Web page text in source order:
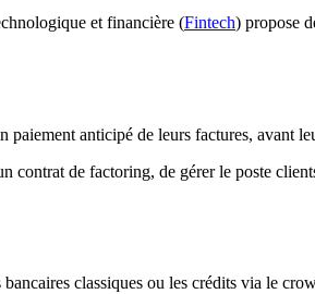
et financière (Fintech) propose
paiement anticipé de leurs factures, avant
contrat de factoring, de gérer le poste
classiques ou les crédits via le